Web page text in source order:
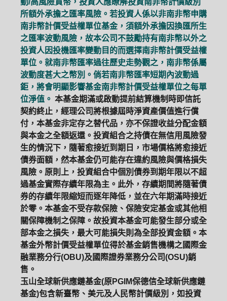
動/高風險貨幣，投資人應瞭解投資南非幣計價級別
所額外承擔之匯率風險。若投資人係以非南非幣申購
南非幣計價受益權單位基金，須額外承擔因換匯所生
之匯率波動風險，故本公司不鼓勵持有南非幣以外之
投資人因投機匯率變動目的而選擇南非幣計價受益權
單位。就南非幣匯率過往歷史走勢觀之，南非幣係屬
波動度甚大之幣別。倘若南非幣匯率短期內波動過
鉅，將會明顯影響基金南非幣計價受益權單位之每單
位淨值。 本基金期滿或啟動提前結算機制時即信託
契約終止，經理公司將根據屆時淨資產價值進行償
付，本基金非定存之替代品，亦不保證收益分配金額
與本金之全額返還。投資組合之持債在無信用風險發
生的情況下，隨著愈接近到期日，市場價格將愈接近
債券面額，然本基金仍可能存在違約風險與價格損失
風險。原則上，投資組合中個別債券到期年限以不超
過基金實際存續年限為主。此外，存續期間將隨著債
券的存續年限縮短而逐年降低，並在六年期滿時接近
於零。本基金不受存款保險、保險安定基金或其他相
關保障機制之保障。故投資本基金可能發生部分或全
部本金之損失，最大可能損失則為全部投資金額。本
基金外幣計價受益權單位得於基金銷售機構之國際金
融業務分行(OBU)及國際證券業務分公司(OSU)銷
售。
玉山全球新供應鏈基金(原PGIM保德信全球新供應鏈
基金)包含新臺幣、美元及人民幣計價級別，如投資